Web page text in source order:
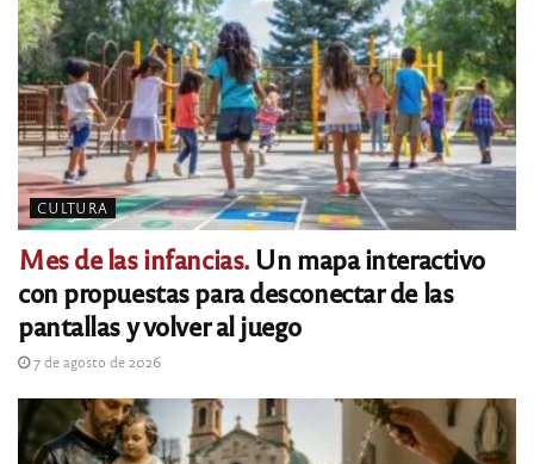
CULTURA
Mes de las infancias.Un mapa interactivo
con propuestas para desconectar de las
pantallas y volver al juego
7 de agosto de 2026